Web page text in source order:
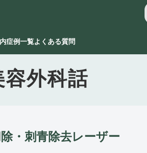
症例一覧よくある質問
容外科話
・刺青除去レーザー